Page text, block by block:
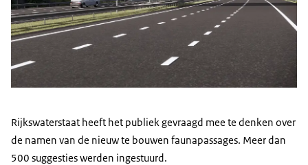
Rijkswaterstaat heeft het publiek gevraagd mee te denken over
de namen van de nieuw te bouwen faunapassages. Meer dan
500 suggesties werden ingestuurd.